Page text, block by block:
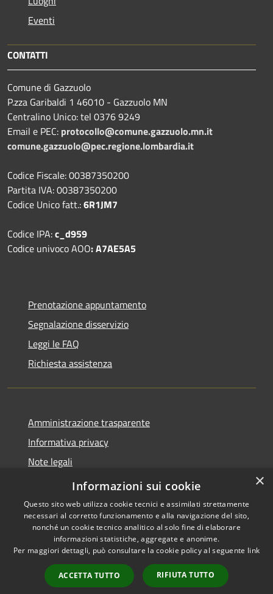
Eventi
CONTATTI
Comune di Gazzuolo
P.zza Garibaldi 1 46010 - Gazzuolo MN
Centralino Unico: tel 0376 9249
Email e PEC: protocollo@comune.gazzuolo.mn.it
comune.gazzuolo@pec.regione.lombardia.it
Codice Fiscale: 00387350200
Partita IVA: 00387350200
Codice Unico fatt.:6R1JM7
Codice IPA:c_d959
Codice univoco AOO: A7AE5A5
Prenotazione appuntamento
Segnalazione disservizio
Leggi le FAQ
Richiesta assistenza
Amministrazione trasparente
Informativa privacy
Note legali
Dichiarazione di accessibilità
Accessibilità
Copyright © 2026 • Comune di
Gazzuolo • Powered by
Municipium•
Accesso
redazione
×
Informazioni sui cookie
Questo sito web utilizza cookie tecnici e assimilati strettamente
necessari al corretto funzionamento e alla navigazione del sito,
nonché un cookie tecnico analitico al solo fine di elaborare
informazioni statistiche, aggregate e anonime.
Per maggiori dettagli, può consultare la cookie policy al seguente link
ACCETTA TUTTO RIFIUTA TUTTO